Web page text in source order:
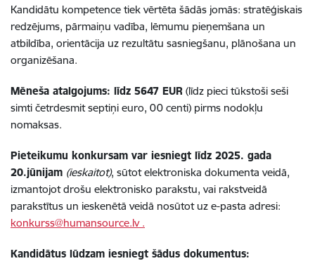
Kandidātu kompetence tiek vērtēta šādās jomās: stratēģiskais
redzējums, pārmaiņu vadība, lēmumu pieņemšana un
atbildība, orientācija uz rezultātu sasniegšanu, plānošana un
organizēšana.
Mēneša atalgojums: līdz 5647 EUR (līdz pieci tūkstoši seši
simti četrdesmit septiņi euro, 00 centi) pirms nodokļu
nomaksas.
Pieteikumu konkursam var iesniegt līdz 2025. gada
20.jūnijam (ieskaitot), sūtot elektroniska dokumenta veidā,
izmantojot drošu elektronisko parakstu, vai rakstveidā
parakstītus un ieskenētā veidā nosūtot uz e-pasta adresi:
konkurss@humansource.lv .
Kandidātus lūdzam iesniegt šādus dokumentus: